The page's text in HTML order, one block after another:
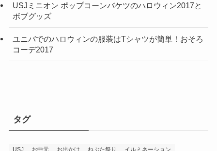
USJミニオン ポップコーンバケツのハロウィン2017と
ボブグッズ
ユニバでのハロウィンの服装はTシャツが簡単！おそろ
コーデ2017
タグ
USJ お中元 お出かけ ねぶた祭り イルミネーション